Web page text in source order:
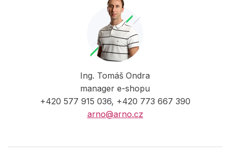
Ing. Tomáš Ondra
manager e-shopu
+420 577 915 036, +420 773 667 390
arno@arno.cz